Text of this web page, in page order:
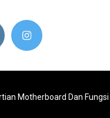
Motherboard Dan